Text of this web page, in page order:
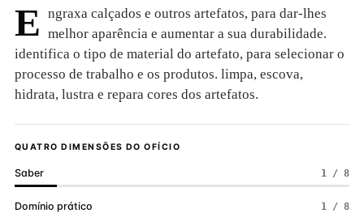
E ngraxa calçados e outros artefatos, para dar-lhes
melhor aparência e aumentar a sua durabilidade.
identifica o tipo de material do artefato, para selecionar o
processo de trabalho e os produtos. limpa, escova,
hidrata, lustra e repara cores dos artefatos.
QUATRO DIMENSÕES DO OFÍCIO
Saber 1 / 8
Domínio prático 1 / 8